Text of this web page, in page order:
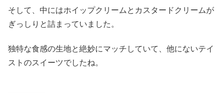
そして、中にはホイップクリームとカスタードクリームが
ぎっしりと詰まっていました。
独特な食感の生地と絶妙にマッチしていて、他にないテイ
ストのスイーツでしたね。